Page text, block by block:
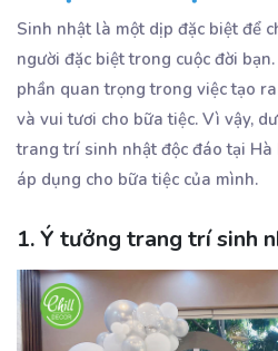
Sinh nhật là một dịp đặc biệt để
người đặc biệt trong cuộc đời
phần quan trọng trong việc tạo
và vui tươi cho bữa tiệc. Vì vậy,
trang trí sinh nhật độc đáo tại Hà
áp dụng cho bữa tiệc của mình.
1. Ý tưởng trang trí sinh